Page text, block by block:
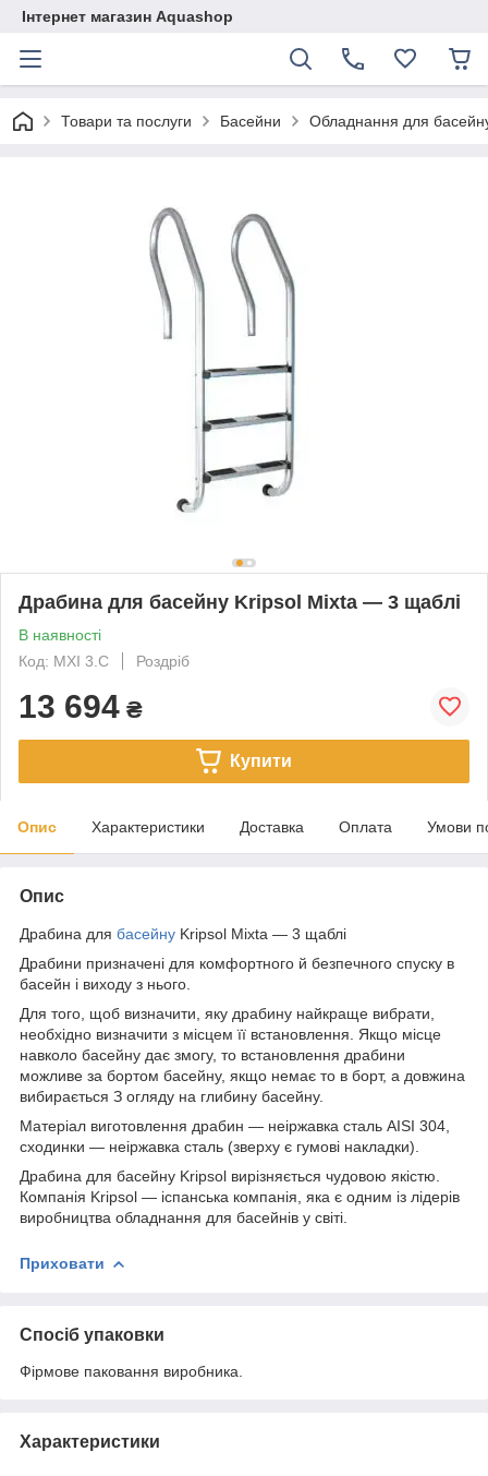
Інтернет магазин Aquashop
Товари та послуги Басейни Обладнання для
Драбина для басейну Kripsol Mixta — 3 щаблі
В наявності
Код: MXI 3.C
Роздріб
13 694 ₴
Купити
Опис Характеристики Доставка Оплата Умови
Опис
Драбина для басейну Kripsol Mixta — 3 щаблі
Драбини призначені для комфортного й безпечного спуску в
басейн і виходу з нього.
Для того, щоб визначити, яку драбину найкраще вибрати,
необхідно визначити з місцем її встановлення. Якщо місце
навколо басейну дає змогу, то встановлення драбини
можливе за бортом басейну, якщо немає то в борт, а довжина
вибирається З огляду на глибину басейну.
Матеріал виготовлення драбин — неіржавка сталь AISI 304,
сходинки — неіржавка сталь (зверху є гумові накладки).
Драбина для басейну Kripsol вирізняється чудовою якістю.
Компанія Kripsol — іспанська компанія, яка є одним із лідерів
виробництва обладнання для басейнів у світі.
Приховати
Спосіб упаковки
Фірмове паковання виробника.
Характеристики